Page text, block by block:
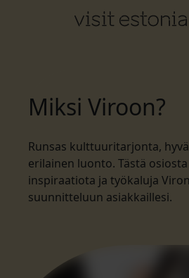
Miksi Viroon?
Runsas kulttuuritarjonta,
erilainen luonto. Tästä
inspiraatiota ja työkaluja
suunnitteluun asiakkaillesi.